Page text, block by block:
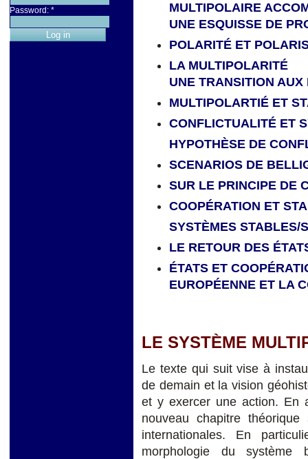
Password: *
MULTIPOLAIRE
UNE ESQUISSE DE
POLARITÉ ET
LA MULTIPOLARITÉ
UNE TRANSITION
MULTIPOLARTIÉ ET
CONFLICTUALITÉ ET
HYPOTHÈSE DE
SCENARIOS DE
SUR LE PRINCIPE DE
COOPÉRATION ET
SYSTÈMES STABLES/
LE RETOUR DES
ÉTATS ET
EUROPÉENNE ET LA
LE SYSTÈME
Le texte qui suit vise à
de demain et la vision
et y exercer une action. En
nouveau chapitre
internationales. En
morphologie du système